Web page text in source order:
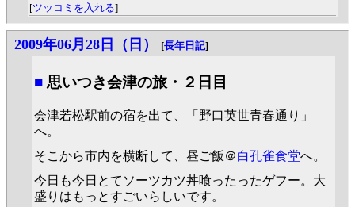
[ツッコミを入れる]
2009年06月28日（日） [長年日記]
■ 思いつき会津の旅・２日目
会津若松駅前の宿を出て、「野口英世青春通り」
へ。
そこから市内を横断して、昼ご飯＠白孔雀食堂へ。
今日も今日とてソーツカツ丼喰ったったゲフー。大
盛りはもっとすごいらしいです。